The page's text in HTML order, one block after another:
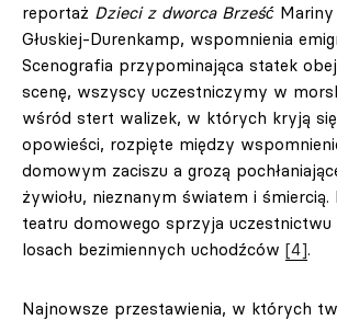
reportaż Dzieci z dworca Brześć́
Głuskiej-Durenkamp, wspomnienia
Scenografia przypominająca statek
scenę, wszyscy uczestniczymy w
wśród stert walizek, w których kryją
opowieści, rozpięte między
domowym zaciszu a grozą
żywiołu, nieznanym światem i śmiercią.
teatru domowego sprzyja
losach bezimiennych uchodźców [4].
Najnowsze przestawienia, w których